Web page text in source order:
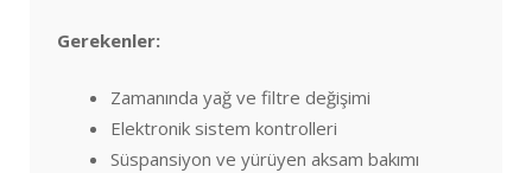
Gerekenler:
Zamanında yağ ve filtre değişimi
Elektronik sistem kontrolleri
Süspansiyon ve yürüyen aksam bakımı